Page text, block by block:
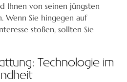
Ihnen von seinen jüngsten
Wenn Sie hingegen auf
stoßen, sollten Sie
Technologie im